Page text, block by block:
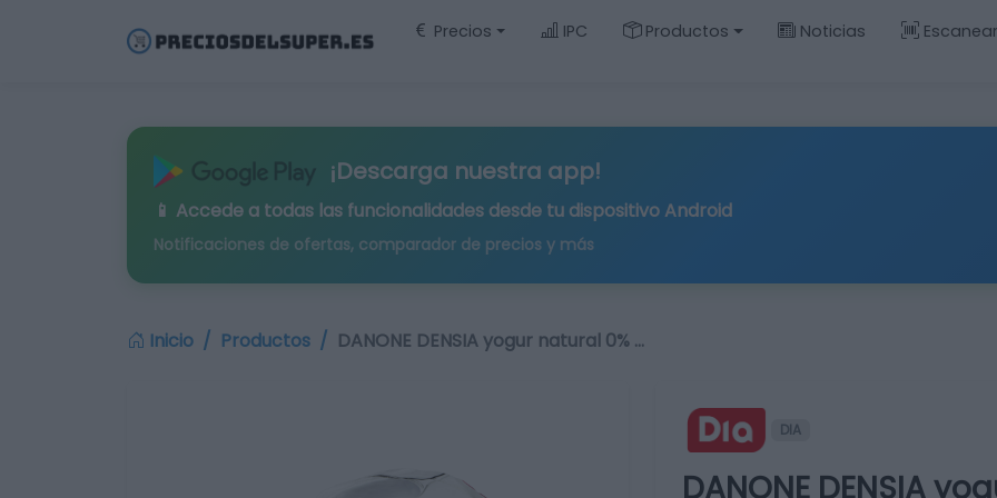
Precios IPC Productos Noticias
¡Descarga nuestra app!
📱 Accede a todas las funcionalidades desde tu dispositivo Android
Notificaciones de ofertas, comparador de precios y más
Inicio Productos DANONE DENSIA yogur natural 0% …
DIA
DANONE DENSIA